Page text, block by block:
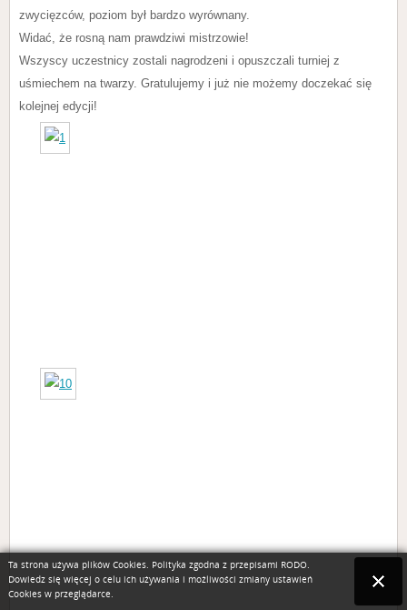
zwycięzców, poziom był bardzo wyrównany.
Widać, że rosną nam prawdziwi mistrzowie!
Wszyscy uczestnicy zostali nagrodzeni i opuszczali turniej z
uśmiechem na twarzy. Gratulujemy i już nie możemy doczekać się
kolejnej edycji!
Ta strona używa plików Cookies. Polityka zgodna z przepisami RODO.
Dowiedz się więcej o celu ich używania i możliwości zmiany ustawień
Cookies w przeglądarce.